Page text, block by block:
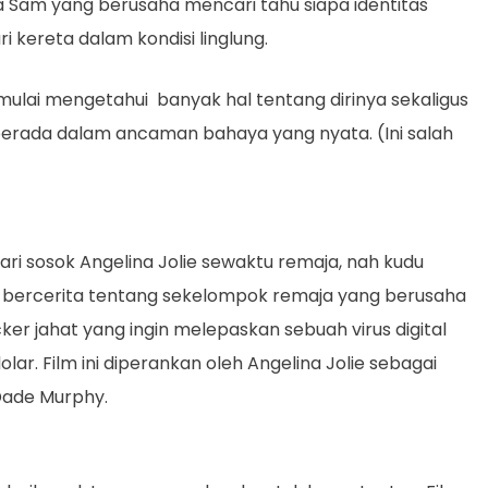
kereta dalam kondisi linglung.
mengetahui banyak hal tentang dirinya sekaligus
dalam ancaman bahaya yang nyata. (Ini salah
sosok Angelina Jolie sewaktu remaja, nah kudu
tentang sekelompok remaja yang berusaha
jahat yang ingin melepaskan sebuah virus digital
Film ini diperankan oleh Angelina Jolie sebagai
Murphy.